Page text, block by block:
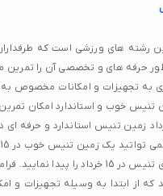
رشته های ورزشی است که
طور حرفه های و تخصصی آن را
به تجهیزات و امکانات مخصوص به
تنیس خوب و استاندارد امکان
باشید و به راحتی بهترین زمین های
از ابتدا به وسیله تجهیزات و